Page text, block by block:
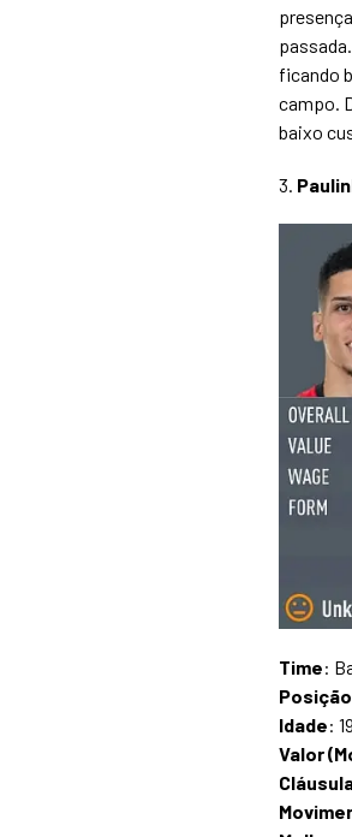
ficando
campo.
baixo
3.
Time:
Posição
Idade:
Valor